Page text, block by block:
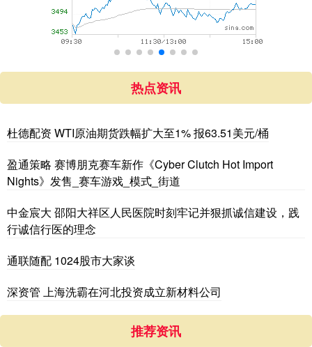
热点资讯
杜德配资 WTI原油期货跌幅扩大至1% 报63.51美元/桶
盈通策略 赛博朋克赛车新作《Cyber Clutch Hot Import
Nights》发售_赛车游戏_模式_街道
中金宸大 邵阳大祥区人民医院时刻牢记并狠抓诚信建设，践
行诚信行医的理念
通联随配 1024股市大家谈
深资管 上海洗霸在河北投资成立新材料公司
推荐资讯